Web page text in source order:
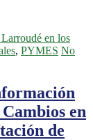
en los
, PYMES No
en
de